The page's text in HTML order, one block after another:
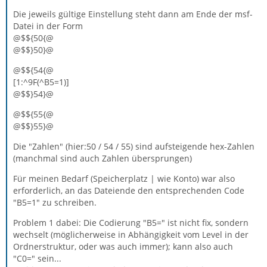
Die jeweils gültige Einstellung steht dann am Ende der msf-
Datei in der Form
@$${50{@
@$$}50}@
@$${54{@
[1:^9F(^B5=1)]
@$$}54}@
@$${55{@
@$$}55}@
Die "Zahlen" (hier:50 / 54 / 55) sind aufsteigende hex-Zahlen
(manchmal sind auch Zahlen übersprungen)
Für meinen Bedarf (Speicherplatz | wie Konto) war also
erforderlich, an das Dateiende den entsprechenden Code
"B5=1" zu schreiben.
Problem 1 dabei: Die Codierung "B5=" ist nicht fix, sondern
wechselt (möglicherweise in Abhängigkeit vom Level in der
Ordnerstruktur, oder was auch immer); kann also auch
"C0=" sein...